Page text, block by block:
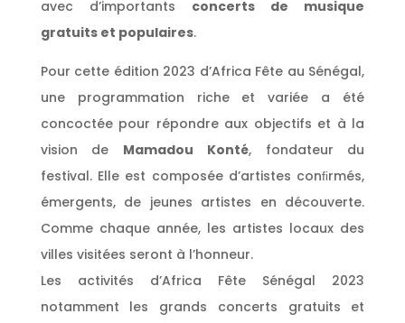
avec d’importants concerts de musique
gratuits et populaires.
Pour cette édition 2023 d’Africa Fête au Sénégal,
une programmation riche et variée a été
concoctée pour répondre aux objectifs et à la
vision de Mamadou Konté, fondateur du
festival. Elle est composée d’artistes conﬁrmés,
émergents, de jeunes artistes en découverte.
Comme chaque année, les artistes locaux des
villes visitées seront à l’honneur.
Les activités d’Africa Fête Sénégal 2023
notamment les grands concerts gratuits et